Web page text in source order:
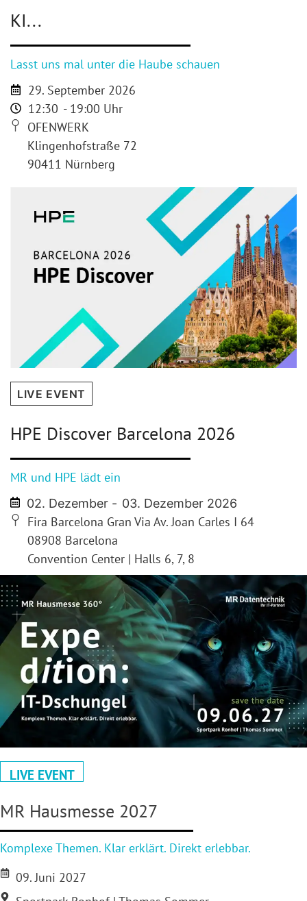
KI...
Lasst uns mal unter die Haube schauen
29. September 2026
12:30 - 19:00 Uhr
OFENWERK
Klingenhofstraße 72
90411 Nürnberg
LIVE EVENT
HPE Discover Barcelona 2026
MR und HPE lädt ein
02. Dezember - 03. Dezember 2026
Fira Barcelona Gran Via Av. Joan Carles I 64
08908 Barcelona
Convention Center | Halls 6, 7, 8
LIVE EVENT
MR Hausmesse 2027
Komplexe Themen. Klar erklärt. Direkt erlebbar.
09. Juni 2027